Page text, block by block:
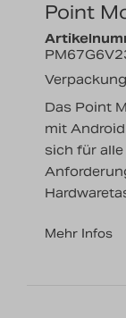
Point
Das Point
mit
sich für
Mehr Infos